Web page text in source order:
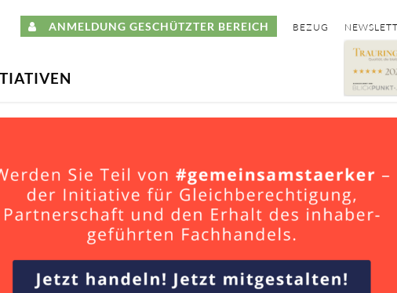
ANMELDUNG GESCHÜTZTER BEREICH BEZUG